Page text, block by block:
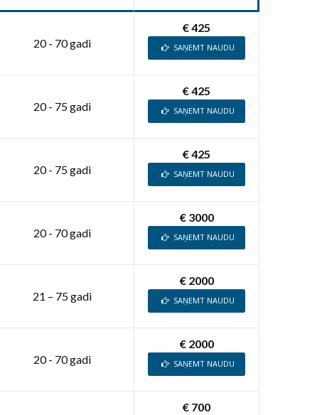
20 - 70 gadi
€ 425
SAŅEMT NAUDU
20 - 75 gadi
€ 425
SAŅEMT NAUDU
20 - 75 gadi
€ 425
SAŅEMT NAUDU
20 - 70 gadi
€ 3000
SAŅEMT NAUDU
21 – 75 gadi
€ 2000
SAŅEMT NAUDU
20 - 70 gadi
€ 2000
SAŅEMT NAUDU
€ 700